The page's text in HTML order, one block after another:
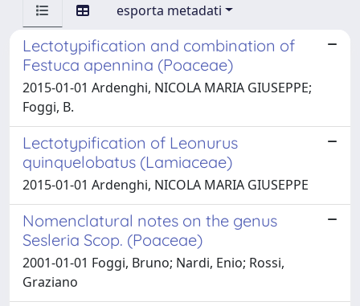
esporta metadati
Lectotypification and combination of
Festuca apennina (Poaceae)
2015-01-01 Ardenghi, NICOLA MARIA GIUSEPPE;
Foggi, B.
Lectotypification of Leonurus
quinquelobatus (Lamiaceae)
2015-01-01 Ardenghi, NICOLA MARIA GIUSEPPE
Nomenclatural notes on the genus
Sesleria Scop. (Poaceae)
2001-01-01 Foggi, Bruno; Nardi, Enio; Rossi,
Graziano